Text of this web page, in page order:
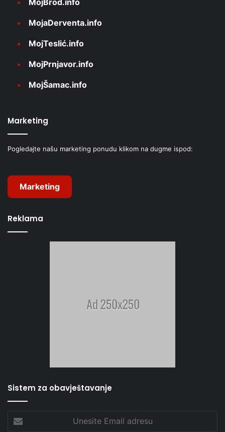
MojBrod.info
MojaDerventa.info
MojTeslić.info
MojPrnjavor.info
MojŠamac.info
Marketing
Pogledajte našu marketing ponudu klikom na dugme ispod:
Marketing
Reklama
Sistem za obavještavanje
Email